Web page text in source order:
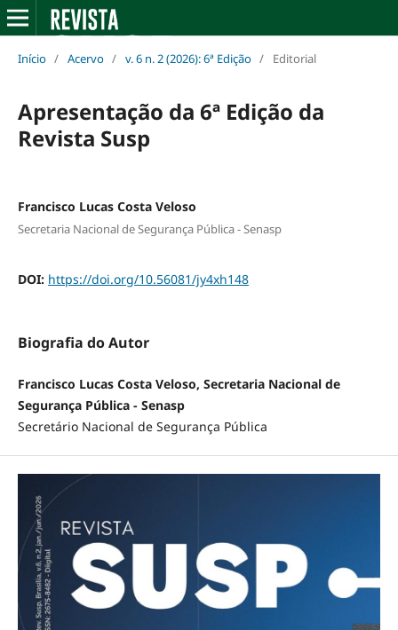
Início / Acervo / v. 6 n. 2 (2026): 6ª Edição / Editorial
Apresentação da 6ª Edição da
Revista Susp
Francisco Lucas Costa Veloso
Secretaria Nacional de Segurança Pública - Senasp
DOI: https://doi.org/10.56081/jy4xh148
Biografia do Autor
Francisco Lucas Costa Veloso, Secretaria Nacional de
Segurança Pública - Senasp
Secretário Nacional de Segurança Pública